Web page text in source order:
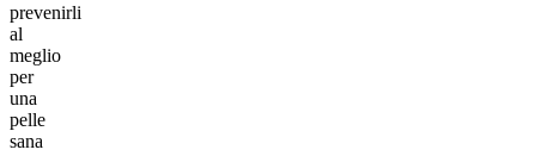
prevenirli
al
meglio
per
una
pelle
sana